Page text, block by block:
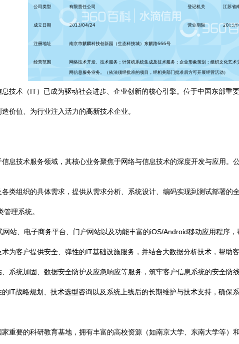
技术（IT）已成为驱动社会进步、企业创新的核心引擎。位于中国东部
价值、为行业注入活力的高新技术企业。
息技术服务领域，其核心业务聚焦于网络与信息技术的深度开发与应用。
各类组织的具体需求，提供从需求分析、系统设计、编码实现到测试部署
理系统。
网站、电子商务平台、门户网站以及功能丰富的iOS/Android移动应用程序
术为客户提供安全、弹性的IT基础设施服务，并结合大数据分析技术，帮助
、系统加固、数据安全防护及应急响应等服务，筑牢客户信息系统的安全防线
的IT战略规划、技术选型咨询以及系统上线后的长期维护与技术支持，确保
重要的科研教育基地，拥有丰富的高校资源（如南京大学、东南大学等